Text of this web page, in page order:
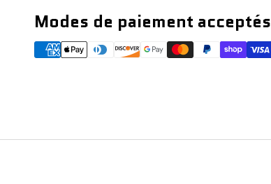
Modes de paiement acceptés